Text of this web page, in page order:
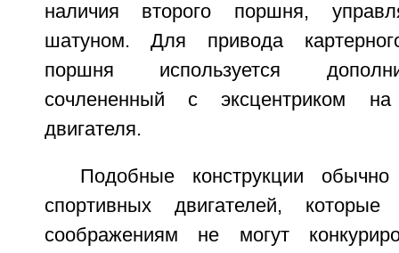
наличия второго поршня,
шатуном. Для привода картерного
поршня используется
сочлененный с эксцентриком
двигателя.
Подобные конструкции
спортивных двигателей,
соображениям не могут